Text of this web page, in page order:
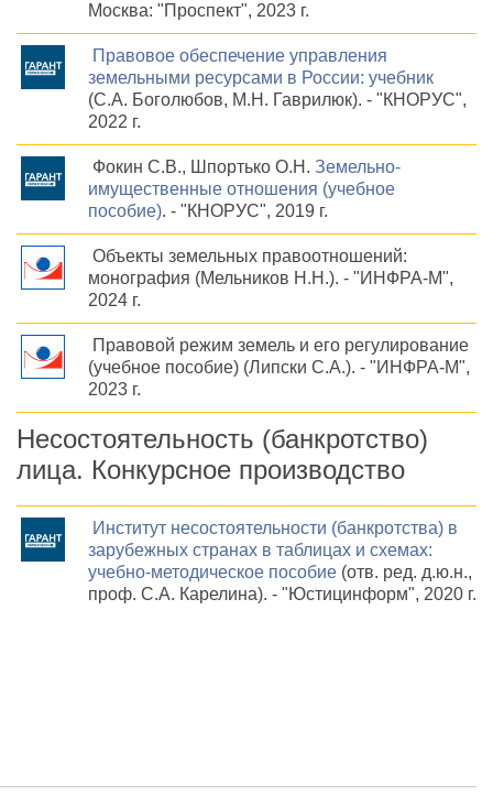
Москва: "Проспект", 2023 г.
Правовое обеспечение управления
земельными ресурсами в России: учебник
(С.А. Боголюбов, М.Н. Гаврилюк). - "КНОРУС",
2022 г.
Фокин С.В., Шпортько О.Н. Земельно-
имущественные отношения (учебное
пособие). - "КНОРУС", 2019 г.
Объекты земельных правоотношений:
монография (Мельников Н.Н.). - "ИНФРА-М",
2024 г.
Правовой режим земель и его регулирование
(учебное пособие) (Липски С.А.). - "ИНФРА-М",
2023 г.
Несостоятельность (банкротство)
лица. Конкурсное производство
Институт несостоятельности (банкротства) в
зарубежных странах в таблицах и схемах:
учебно-методическое пособие (отв. ред. д.ю.н.,
проф. С.А. Карелина). - "Юстицинформ", 2020 г.